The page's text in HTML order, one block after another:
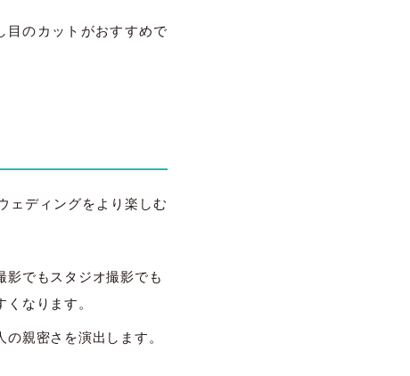
目のカットがおすすめで
ェディングをより楽しむ
影でもスタジオ撮影でも
なります。
親密さを演出します。